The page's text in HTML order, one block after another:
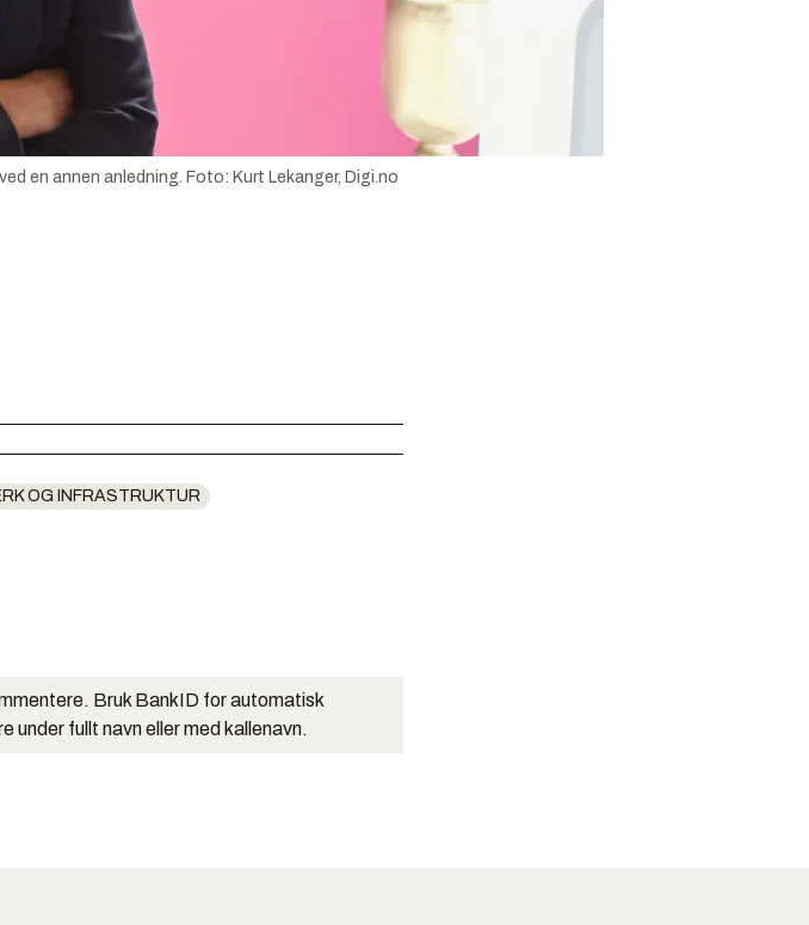
en annen anledning. Foto: Kurt Lekanger, Digi.no
OG INFRASTRUKTUR
Bruk BankID for automatisk
under fullt navn eller med kallenavn.